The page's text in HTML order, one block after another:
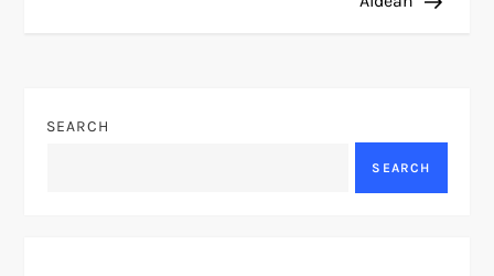
a
SEARCH
SEARCH